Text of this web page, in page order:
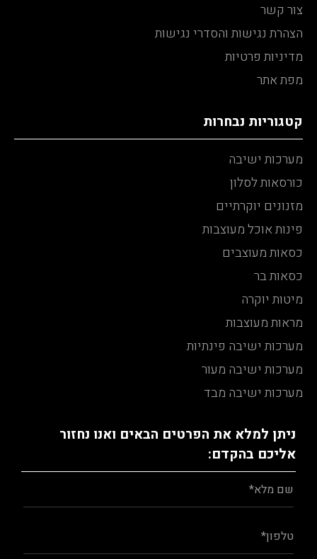
צור קשר
הצהרת נגישות והסדרי נגישות
מדיניות פרטיות
מפת אתר
קטגוריות נבחרות
מערכות ישיבה
כורסאות לסלון
מזנונים יוקרתיים
פינות אוכל מעוצבות
כסאות מעוצבים
כסאות בר
מיטות יוקרה
מראות מעוצבות
מערכות ישיבה פינתיות
מערכות ישיבה מעור
מערכות ישיבה מבד
ניתן למלא את הפרטים הבאים ואנו נחזור
אליכם בהקדם: